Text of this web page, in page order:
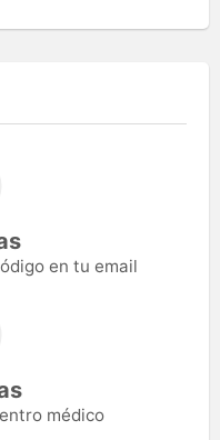
en tu email
médico